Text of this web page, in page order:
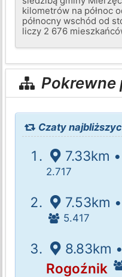
kilometrów na północ
północny wschód od
liczy 2 676
Pokrewne
Czaty
7.33km •
2.717
7.53km •
5.417
8.83km •
Rogoźnik